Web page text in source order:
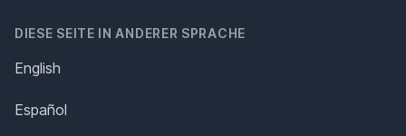
DIESE SEITE IN ANDERER SPRACHE
English
Español